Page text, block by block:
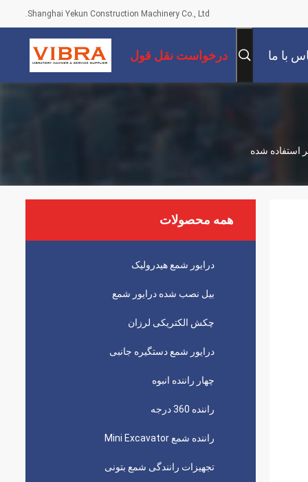
Shanghai Yekun Construction Machinery Co., Ltd.
با ما درخواست نقل قول
استفاده شده
همه محصولات
درایور شمع هیدرولیک
بیل نصب شده درایور شمع
چکش الکتریکی لرزان
درایور شمع دستگیره جانبی
چهار راننده انبوه
راننده 360 درجه
راننده شمع Mini Excavator
تجهیزات رانندگی شمع بتونی